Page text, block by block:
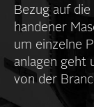
Bezug auf
handener
um einzelne
anlagen geht
von der